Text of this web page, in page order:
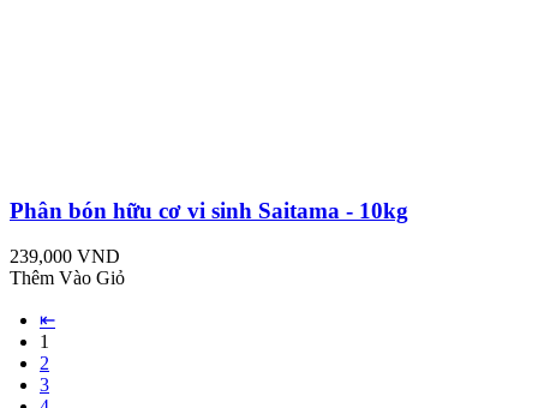
Phân bón hữu cơ vi sinh Saitama - 10kg
239,000 VND
Thêm Vào Giỏ
⇤
1
2
3